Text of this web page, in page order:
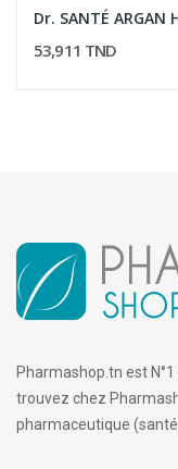
53,911 TND
Pharmashop.tn est
trouvez chez
pharmaceutique